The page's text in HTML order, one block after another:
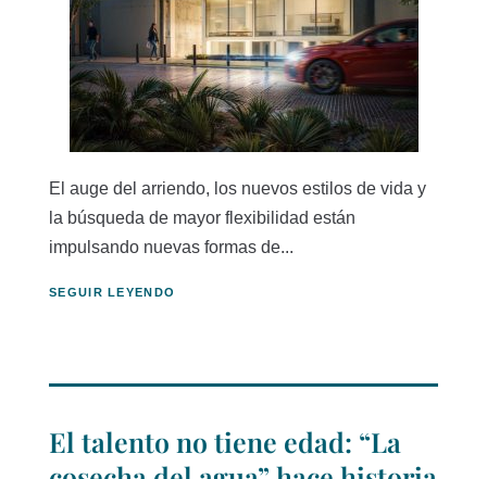
El auge del arriendo, los nuevos estilos de vida y
la búsqueda de mayor flexibilidad están
impulsando nuevas formas de...
SEGUIR LEYENDO
El talento no tiene edad: “La